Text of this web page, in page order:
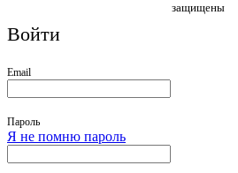
защищены
Войти
Email
Пароль
Я не помню пароль